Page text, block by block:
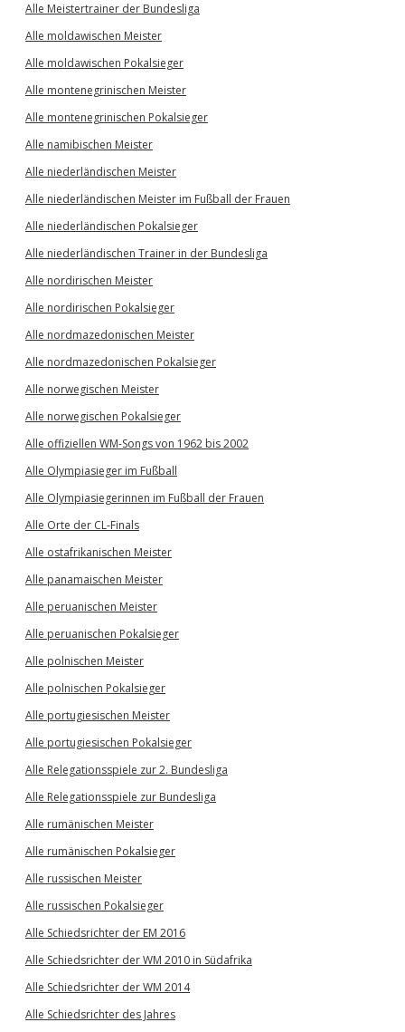
Alle Meistertrainer der Bundesliga
Alle moldawischen Meister
Alle moldawischen Pokalsieger
Alle montenegrinischen Meister
Alle montenegrinischen Pokalsieger
Alle namibischen Meister
Alle niederländischen Meister
Alle niederländischen Meister im Fußball der Frauen
Alle niederländischen Pokalsieger
Alle niederländischen Trainer in der Bundesliga
Alle nordirischen Meister
Alle nordirischen Pokalsieger
Alle nordmazedonischen Meister
Alle nordmazedonischen Pokalsieger
Alle norwegischen Meister
Alle norwegischen Pokalsieger
Alle offiziellen WM-Songs von 1962 bis 2002
Alle Olympiasieger im Fußball
Alle Olympiasiegerinnen im Fußball der Frauen
Alle Orte der CL-Finals
Alle ostafrikanischen Meister
Alle panamaischen Meister
Alle peruanischen Meister
Alle peruanischen Pokalsieger
Alle polnischen Meister
Alle polnischen Pokalsieger
Alle portugiesischen Meister
Alle portugiesischen Pokalsieger
Alle Relegationsspiele zur 2. Bundesliga
Alle Relegationsspiele zur Bundesliga
Alle rumänischen Meister
Alle rumänischen Pokalsieger
Alle russischen Meister
Alle russischen Pokalsieger
Alle Schiedsrichter der EM 2016
Alle Schiedsrichter der WM 2010 in Südafrika
Alle Schiedsrichter der WM 2014
Alle Schiedsrichter des Jahres